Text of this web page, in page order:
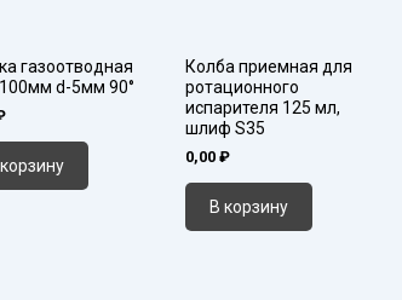
газоотводная
d-5мм 90°
Колба приемная для
ротационного
испарителя 125 мл,
шлиф S35
0,00 ₽
В корзину